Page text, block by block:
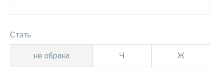
Стать
не обрана Ч Ж